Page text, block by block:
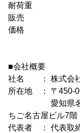
耐荷重
販売 ：ヤ
価格 ：
■会社概要
社名 ： 株式会社
所在地 ： 〒450-
愛知県名古屋
ちご名古屋ビル7階
代表者 ： 代表取